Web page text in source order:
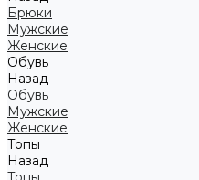
Брюки
Мужские
Женские
Обувь
Назад
Обувь
Мужские
Женские
Топы
Назад